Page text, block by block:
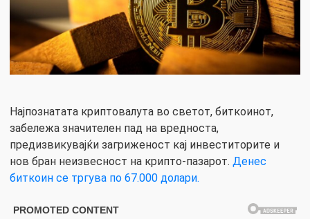
Најпознатата криптовалута во светот, биткоинот,
забележа значителен пад на вредноста,
предизвикувајќи загриженост кај инвеститорите и
нов бран неизвесност на крипто-пазарот. Денес
биткоин се тргува по 67.000 долари.